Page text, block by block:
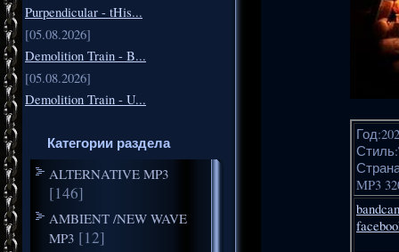
Purpendicular - tHis...
[05.08.2026]
Demolition Train - B...
[05.08.2026]
Demolition Train - U...
Категории раздела
ALTERNATIVE MP3
[146]
AMBIENT /NEW WAVE
MP3 [12]
MP3